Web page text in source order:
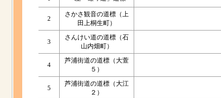
2
さかさ観音の道標（上
田上桐生町）
3
さんけい道の道標（石
山内畑町）
4
芦浦街道の道標（大萱
５）
5
芦浦街道の道標（大江
２）